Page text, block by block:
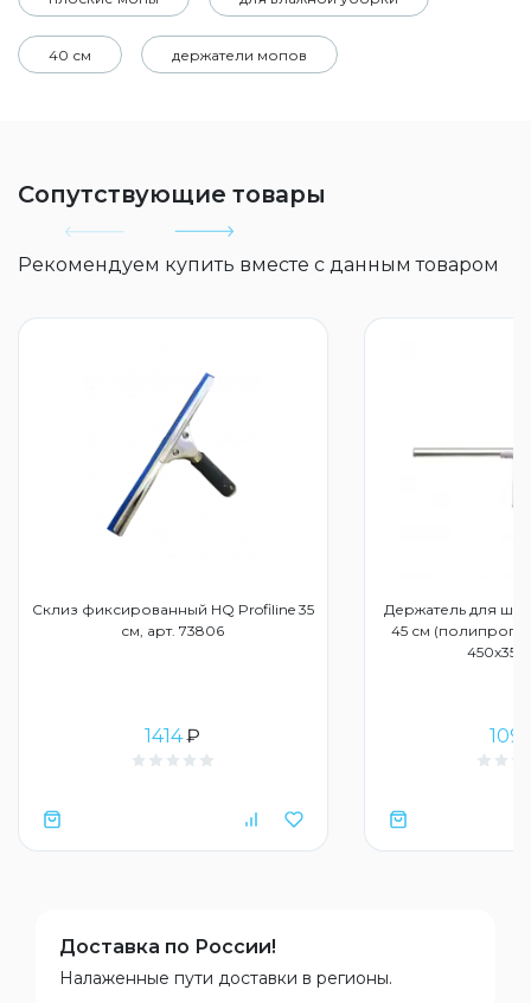
40 см держатели мопов
Сопутствующие товары
Рекомендуем купить вместе с данным товаром
Склиз фиксированный HQ Profiline 35
см, арт. 73806
1414₽
Держатель для
45 см
1091
Доставка по России!
Налаженные пути доставки в регионы.